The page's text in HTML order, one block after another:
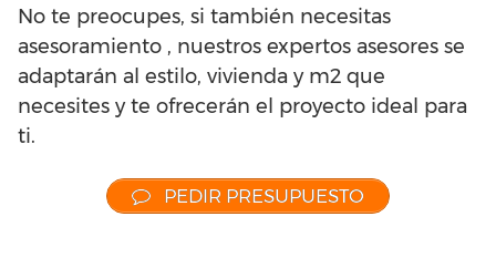
No te preocupes, si también necesitas
asesoramiento , nuestros expertos asesores se
adaptarán al estilo, vivienda y m2 que
necesites y te ofrecerán el proyecto ideal para
ti.
PEDIR PRESUPUESTO